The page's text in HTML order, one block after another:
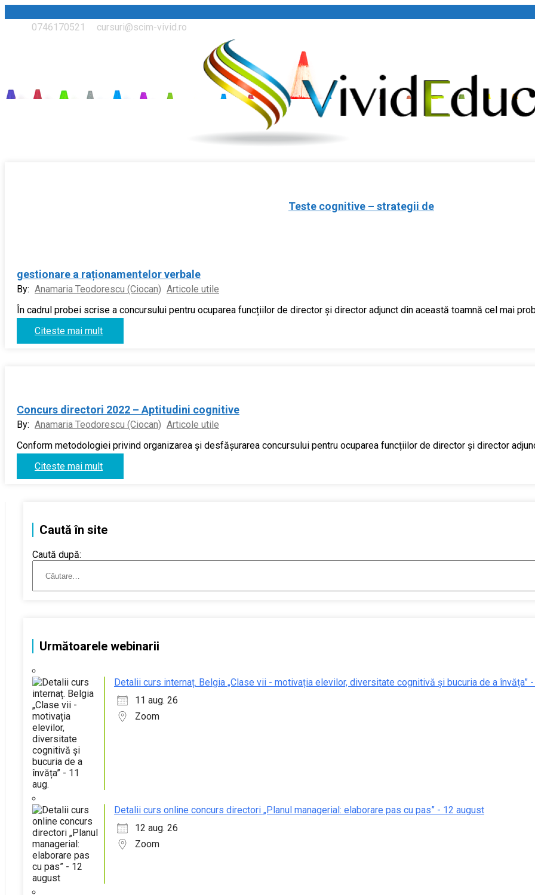
0746170521 cursuri@scim-vivid.ro
Teste cognitive – strategii de
gestionare a raționamentelor verbale
By: Anamaria Teodorescu (Ciocan) Articole utile
În cadrul probei scrise a concursului pentru ocuparea funcțiilor de director și director adjunct din această toamnă cel mai
Citeste mai mult
Concurs directori 2022 – Aptitudini cognitive
By: Anamaria Teodorescu (Ciocan) Articole utile
Conform metodologiei privind organizarea și desfășurarea concursului pentru ocuparea funcțiilor de director și director
Citeste mai mult
Caută în site
Caută după:
Următoarele webinarii
Detalii curs internaț. Belgia „Clase vii - motivația elevilor, diversitate cognitivă și bucuria de a învăța” -
11 aug. 26
Zoom
Detalii curs online concurs directori „Planul managerial: elaborare pas cu pas” - 12 august
12 aug. 26
Zoom